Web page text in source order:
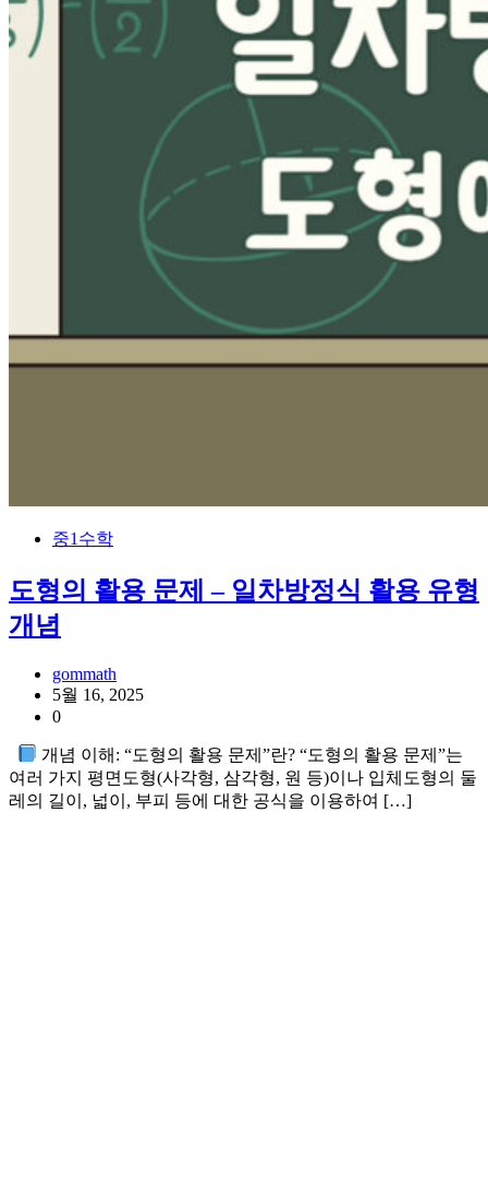
중1수학
도형의 활용 문제 – 일차방정식 활용 유형
개념
gommath
5월 16, 2025
0
개념 이해: “도형의 활용 문제”란? “도형의 활용 문제”는
여러 가지 평면도형(사각형, 삼각형, 원 등)이나 입체도형의 둘
레의 길이, 넓이, 부피 등에 대한 공식을 이용하여 […]